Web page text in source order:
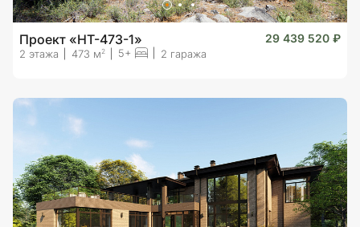
Проект «HT-473-1» 29 439 520 ₽
2 этажа 473 м 2 5+ 2 гаража